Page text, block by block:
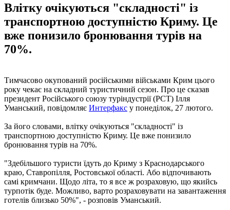
Влітку очікуються "складності" із
транспортною доступністю Криму. Це
вже понизило бронювання турів на
70%.
Тимчасово окупований російськими військами Крим цього
року чекає на складний туристичний сезон. Про це сказав
президент Російського союзу туріндустрії (РСТ) Ілля
Уманський, повідомляє Интерфакс у понеділок, 27 лютого.
За його словами, влітку очікуються "складності" із
транспортною доступністю Криму. Це вже понизило
бронювання турів на 70%.
"Здебільшого туристи їдуть до Криму з Краснодарського
краю, Ставропілля, Ростовської області. Або відпочивають
самі кримчани. Щодо літа, то я все ж розраховую, що якийсь
турпотік буде. Можливо, варто розраховувати на завантаження
готелів близько 50%", - розповів Уманський.